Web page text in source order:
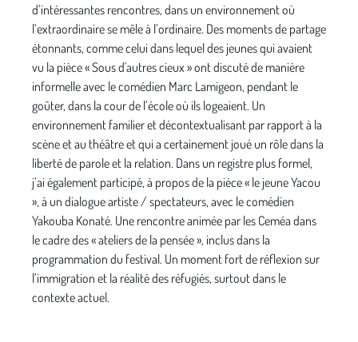
d’intéressantes rencontres, dans un environnement où
l’extraordinaire se mêle à l’ordinaire. Des moments de partage
étonnants, comme celui dans lequel des jeunes qui avaient
vu la pièce « Sous d'autres cieux » ont discuté de manière
informelle avec le comédien Marc Lamigeon, pendant le
goûter, dans la cour de l’école où ils logeaient. Un
environnement familier et décontextualisant par rapport à la
scène et au théâtre et qui a certainement joué un rôle dans la
liberté de parole et la relation. Dans un registre plus formel,
j’ai également participé, à propos de la pièce « le jeune Yacou
», à un dialogue artiste / spectateurs, avec le comédien
Yakouba Konaté. Une rencontre animée par les Ceméa dans
le cadre des « ateliers de la pensée », inclus dans la
programmation du festival. Un moment fort de réflexion sur
l’immigration et la réalité des réfugiés, surtout dans le
contexte actuel.